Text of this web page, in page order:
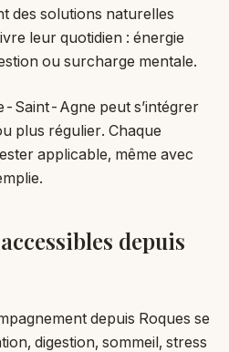
des solutions naturelles
leur quotidien : énergie
ou surcharge mentale.
Saint-Agne peut s’intégrer
plus régulier. Chaque
applicable, même avec
depuis
depuis Roques se
digestion, sommeil, stress